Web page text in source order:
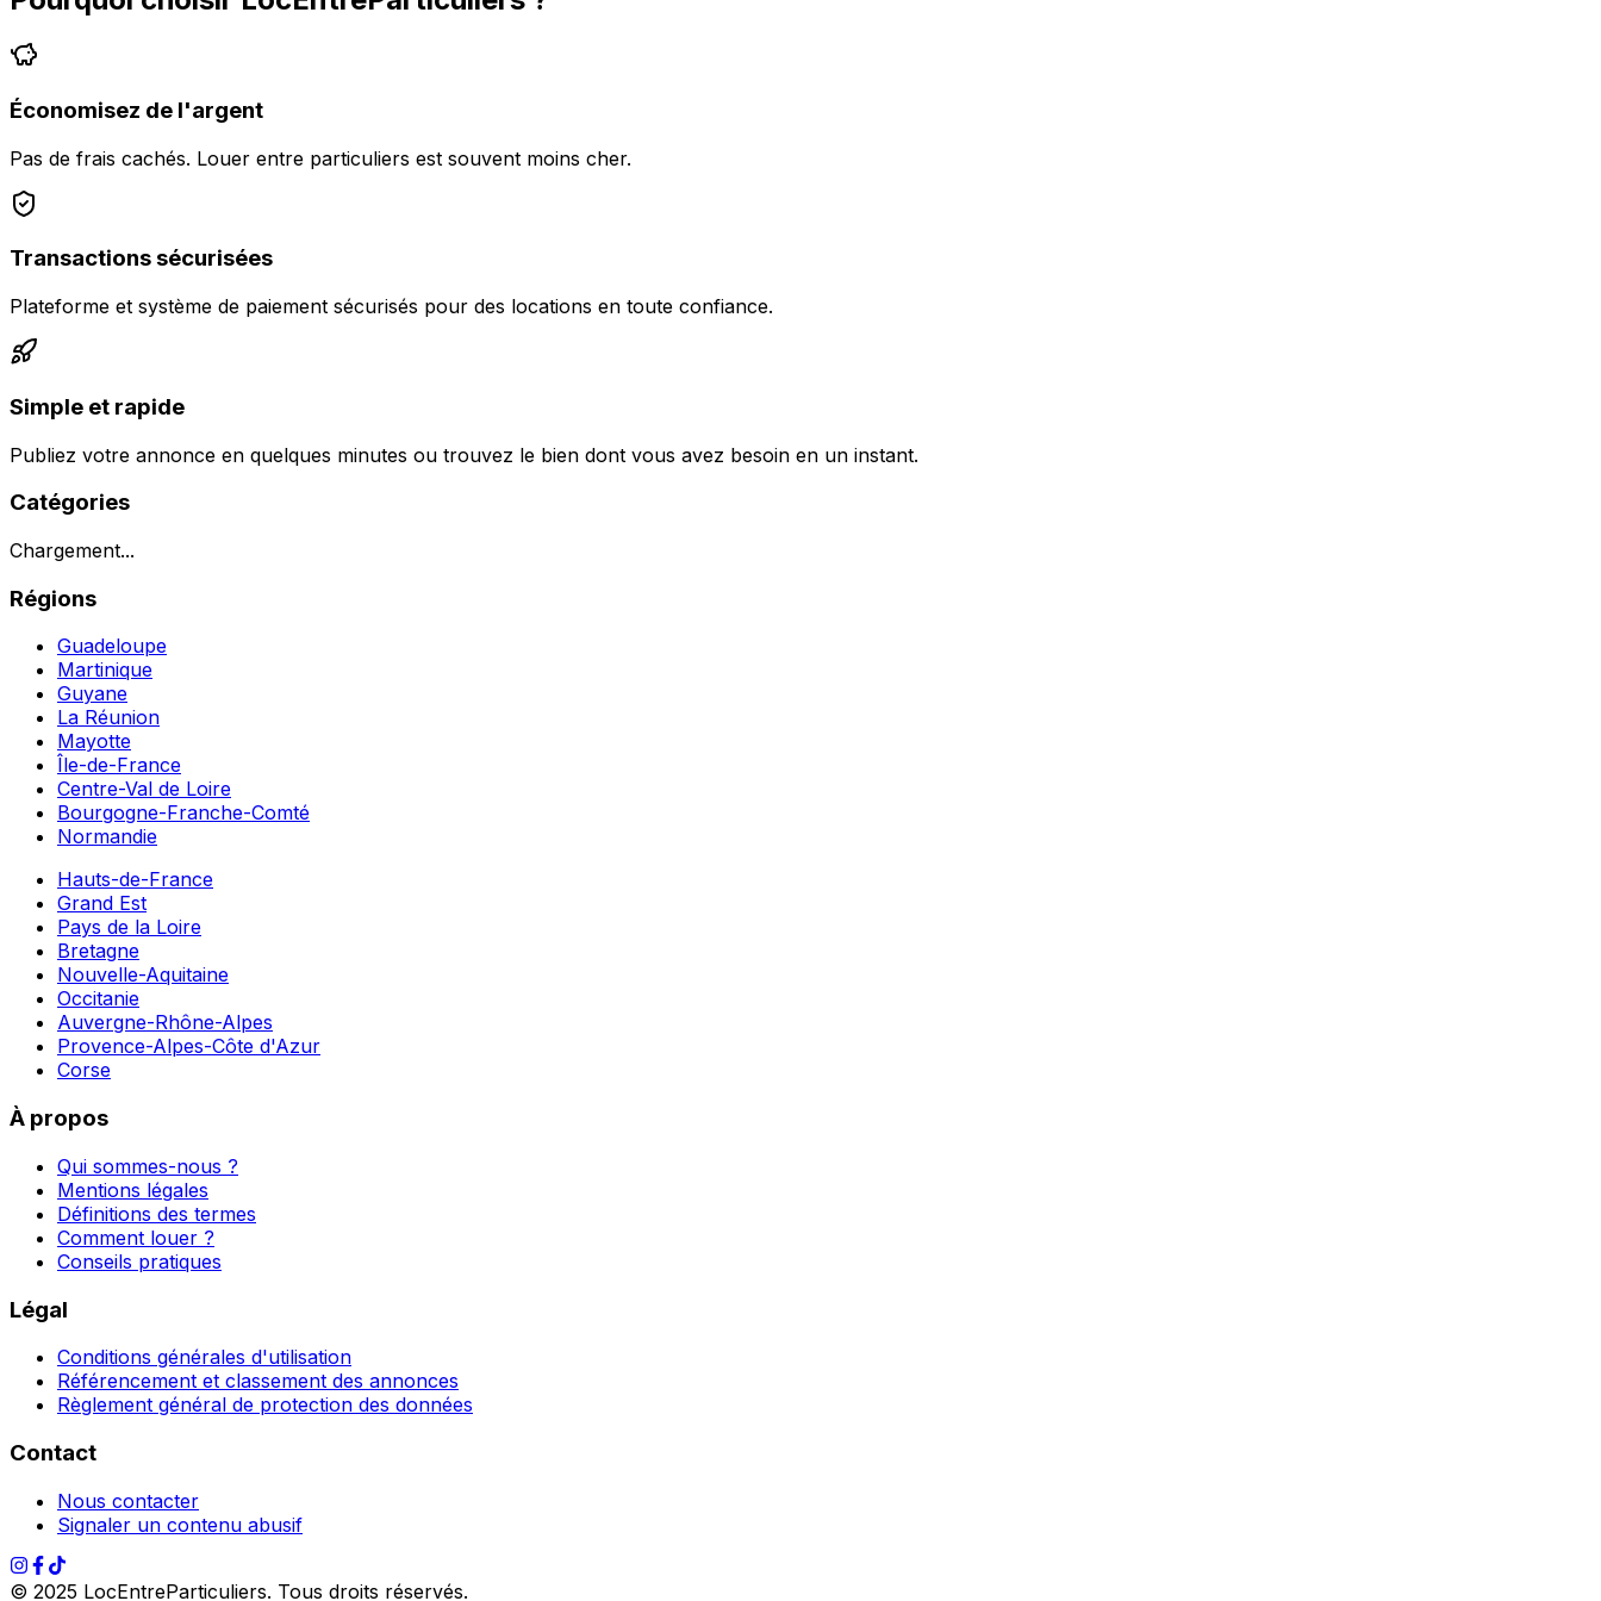
Économisez de l'argent
Pas de frais cachés. Louer entre particuliers est souvent moins cher.
Transactions sécurisées
Plateforme et système de paiement sécurisés pour des locations en toute confiance.
Simple et rapide
Publiez votre annonce en quelques minutes ou trouvez le bien dont vous avez besoin en un instant.
Catégories
Chargement...
Régions
Guadeloupe
Martinique
Guyane
La Réunion
Mayotte
Île-de-France
Centre-Val de Loire
Bourgogne-Franche-Comté
Normandie
Hauts-de-France
Grand Est
Pays de la Loire
Bretagne
Nouvelle-Aquitaine
Occitanie
Auvergne-Rhône-Alpes
Provence-Alpes-Côte d'Azur
Corse
À propos
Qui sommes-nous ?
Mentions légales
Définitions des termes
Comment louer ?
Conseils pratiques
Légal
Conditions générales d'utilisation
Référencement et classement des annonces
Règlement général de protection des données
Contact
Nous contacter
Signaler un contenu abusif
© 2025 LocEntreParticuliers. Tous droits réservés.